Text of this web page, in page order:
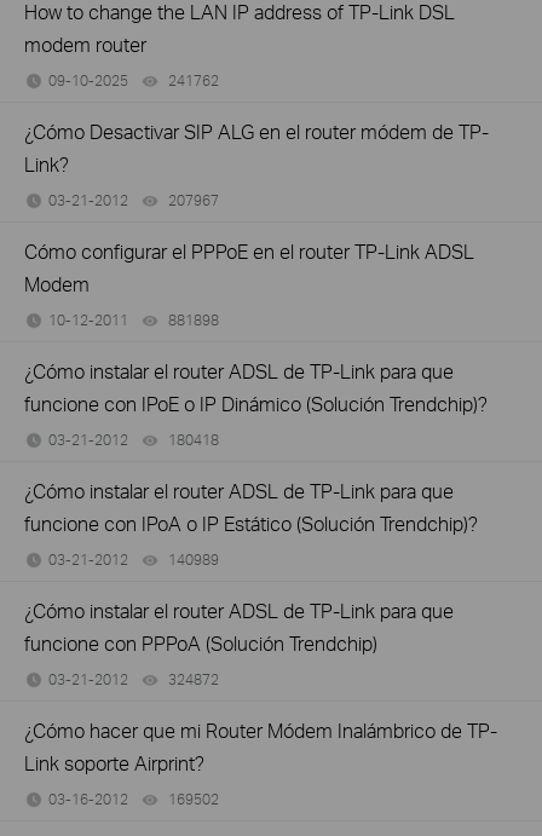
How to change the LAN IP address of TP-Link DSL
modem router
09-10-2025 241762
¿Cómo Desactivar SIP ALG en el router módem de TP-
Link?
03-21-2012 207967
Cómo configurar el PPPoE en el router TP-Link ADSL
Modem
10-12-2011 881898
¿Cómo instalar el router ADSL de TP-Link para que
funcione con IPoE o IP Dinámico (Solución Trendchip)?
03-21-2012 180418
¿Cómo instalar el router ADSL de TP-Link para que
funcione con IPoA o IP Estático (Solución Trendchip)?
03-21-2012 140989
¿Cómo instalar el router ADSL de TP-Link para que
funcione con PPPoA (Solución Trendchip)
03-21-2012 324872
¿Cómo hacer que mi Router Módem Inalámbrico de TP-
Link soporte Airprint?
03-16-2012 169502